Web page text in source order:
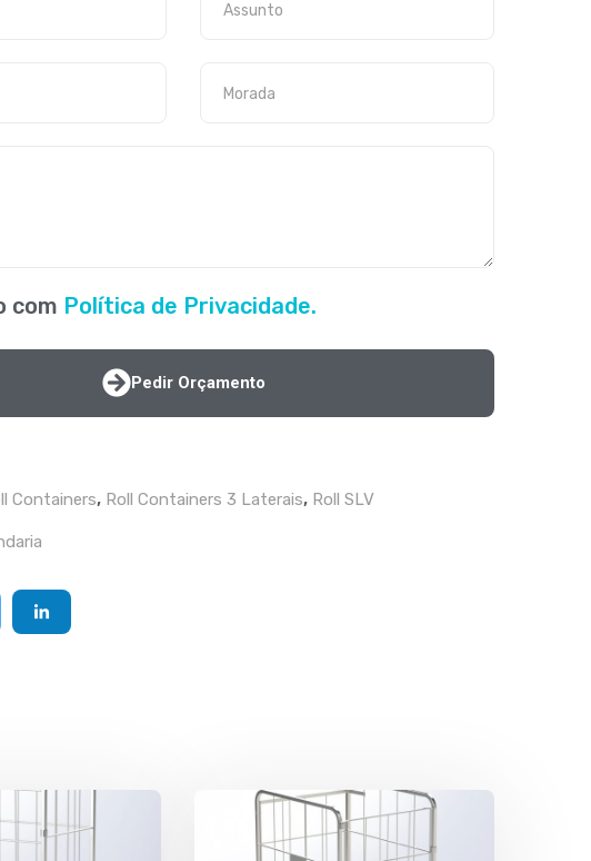
com Política de Privacidade.
Pedir Orçamento
Containers, Roll Containers 3 Laterais, Roll SLV